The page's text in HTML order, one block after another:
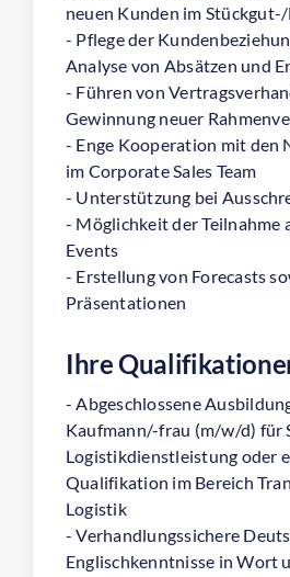
neuen Kunden im Stückgut-/
- Pflege der
Analyse von Absätzen und
- Führen von
Gewinnung neuer
- Enge Kooperation mit den
im Corporate Sales Team
- Unterstützung bei
- Möglichkeit der Teilnahme
Events
- Erstellung von Forecasts
Präsentationen
Ihre
- Abgeschlossene
Kaufmann/-frau (m/w/d) für
Logistikdienstleistung oder
Qualifikation im Bereich
Logistik
- Verhandlungssichere
Englischkenntnisse in Wort